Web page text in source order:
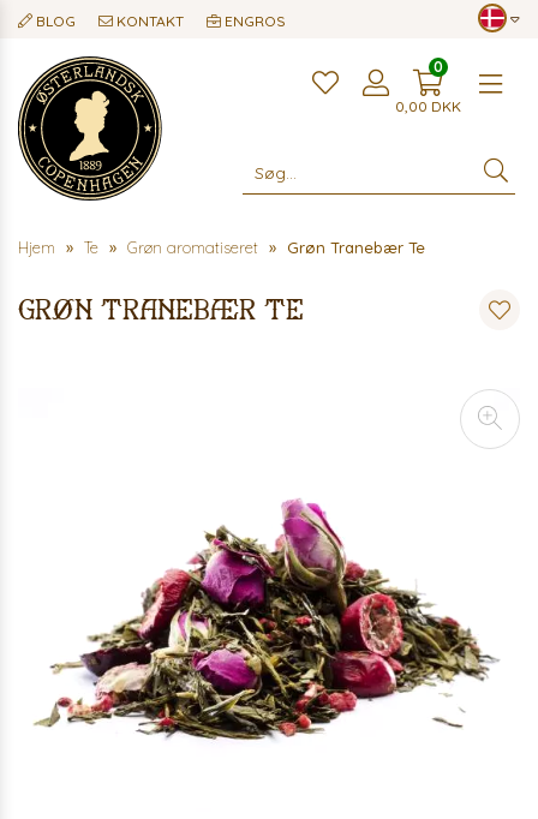
BLOG KONTAKT ENGROS
0,00 DKK
0
Hjem Te Grøn aromatiseret Grøn Tranebær Te
Grøn Tranebær Te